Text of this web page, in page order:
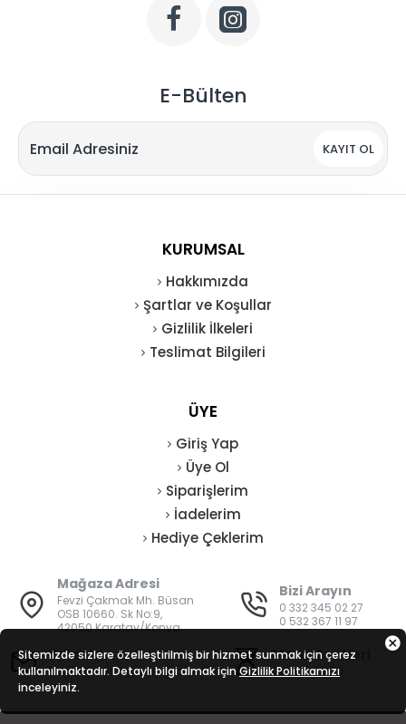
E-Bülten
KAYIT OL
KURUMSAL
Hakkımızda
Şartlar ve Koşullar
Gizlilik İlkeleri
Teslimat Bilgileri
ÜYE
Giriş Yap
Üye Ol
Siparişlerim
İadelerim
Hediye Çeklerim
Mağaza Adresi
Fevzi Çakmak Mh. Büsan
OSB 10660. Sk No:9,
42050 Karatay/Konya
Bizi Arayın
0 332 345 02 27
0 532 367 11 97
E-Posta
bilgi@vatanisguvenligi.com
Mesai Saatleri
08:00 - 19:00
Sitemizde sizlere özelleştirilmiş bir hizmet sunmak için çerez
kullanılmaktadır. Detaylı bilgi almak için Gizlilik Politikamızı
inceleyiniz.